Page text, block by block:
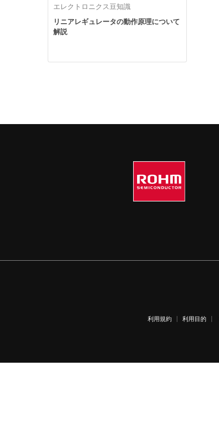
エレクトロニクス豆知識
リニアレギュレータの動作原理について
解説
利用規約 利用目的